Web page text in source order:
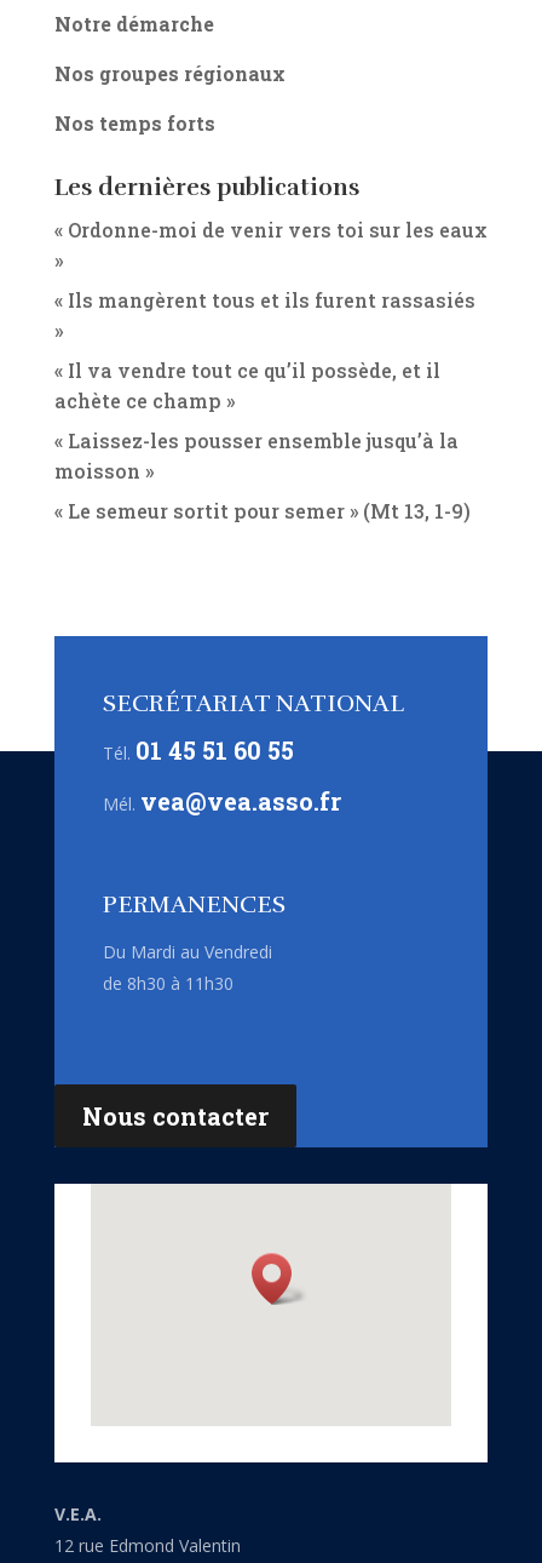
Notre démarche
Nos groupes régionaux
Nos temps forts
Les dernières publications
« Ordonne-moi de venir vers toi sur les eaux
»
« Ils mangèrent tous et ils furent rassasiés
»
« Il va vendre tout ce qu’il possède, et il
achète ce champ »
« Laissez-les pousser ensemble jusqu’à la
moisson »
« Le semeur sortit pour semer » (Mt 13, 1-9)
SECRÉTARIAT NATIONAL
Tél. 01 45 51 60 55
Mél. vea@vea.asso.fr
PERMANENCES
Du Mardi au Vendredi
de 8h30 à 11h30
Nous contacter
V.E.A.
12 rue Edmond Valentin